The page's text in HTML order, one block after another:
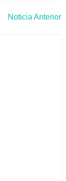
Noticia Anterior